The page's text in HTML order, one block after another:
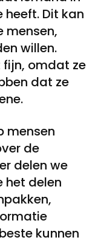
Dit kan
mensen,
willen.
fijn, omdat ze
dat ze
mensen
de
delen we
het delen
kunnen